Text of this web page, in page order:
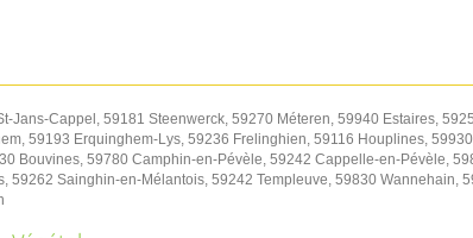
Jans-Cappel, 59181 Steenwerck, 59270 Méteren, 59940 Estaires,
59193 Erquinghem-Lys, 59236 Frelinghien, 59116 Houplines,
Bouvines, 59780 Camphin-en-Pévèle, 59242 Cappelle-en-Pévèle,
Sainghin-en-Mélantois, 59242 Templeuve, 59830 Wannehain,